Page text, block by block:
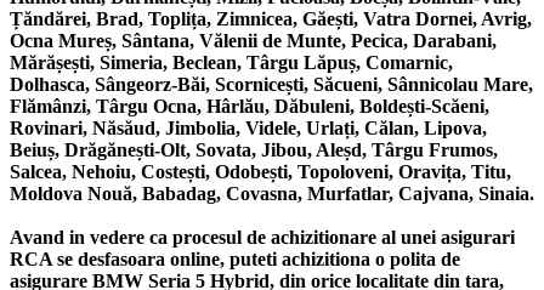
Țăndărei, Brad, Toplița, Zimnicea, Găești, Vatra Dornei, Avrig,
Ocna Mureș, Sântana, Vălenii de Munte, Pecica, Darabani,
Mărășești, Simeria, Beclean, Târgu Lăpuș, Comarnic,
Dolhasca, Sângeorz-Băi, Scornicești, Săcueni, Sânnicolau Mare,
Flămânzi, Târgu Ocna, Hârlău, Dăbuleni, Boldești-Scăeni,
Rovinari, Năsăud, Jimbolia, Videle, Urlați, Călan, Lipova,
Beiuș, Drăgănești-Olt, Sovata, Jibou, Aleșd, Târgu Frumos,
Salcea, Nehoiu, Costești, Odobești, Topoloveni, Oravița, Titu,
Moldova Nouă, Babadag, Covasna, Murfatlar, Cajvana, Sinaia.
Avand in vedere ca procesul de achizitionare al unei asigurari
RCA se desfasoara online, puteti achizitiona o polita de
asigurare BMW Seria 5 Hybrid, din orice localitate din tara,